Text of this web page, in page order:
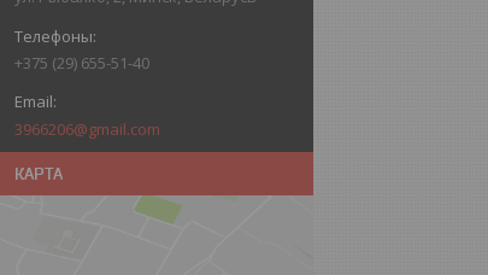
+375 (29) 655-51-40
3966206@gmail.com
КАРТА